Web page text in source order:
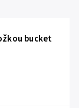
bucket